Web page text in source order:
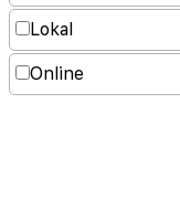
Lokal
Online